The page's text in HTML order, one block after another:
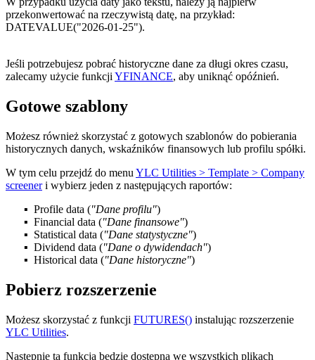
przekonwertować na rzeczywistą datę, na przykład:
DATEVALUE("2026-01-25").
Jeśli potrzebujesz pobrać historyczne dane za długi okres czasu,
zalecamy użycie funkcjiYFINANCE, aby uniknąć opóźnień.
Gotowe szablony
Możesz również skorzystać z gotowych szablonów do pobierania
historycznych danych, wskaźników finansowych lub profilu spółki.
W tym celu przejdź do menu YLC Utilities > Template > Company
screeneri wybierz jeden z następujących raportów:
Profile data ("Dane profilu")
Financial data ("Dane finansowe")
Statistical data ("Dane statystyczne")
Dividend data ("Dane o dywidendach")
Historical data ("Dane historyczne")
Pobierz rozszerzenie
Możesz skorzystać z funkcji FUTURES() instalując rozszerzenie
YLC Utilities.
Następnie ta funkcja będzie dostępna we wszystkich plikach